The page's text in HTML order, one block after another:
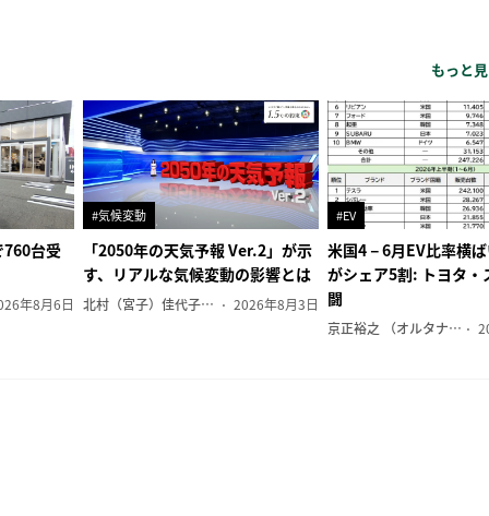
もっと
760台受
年8月6日
#気候変動
「2050年の天気予報 Ver.2」が示
す、リアルな気候変動の影響とは
北村（宮子）佳代子（オルタナ輪番編集長） 2026年8月3日
#EV
米国4－6月EV比率横
がシェア5割: トヨタ・
闘
京正裕之 （オルタナ副編集長）